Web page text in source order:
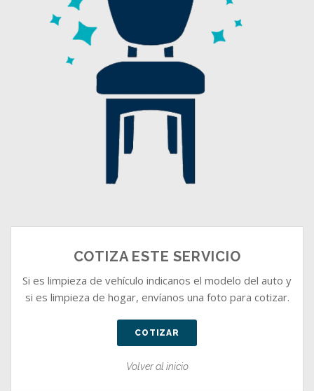
COTIZA ESTE SERVICIO
Si es limpieza de vehículo indicanos el modelo del auto y
si es limpieza de hogar, envíanos una foto para cotizar.
COTIZAR
Volver al inicio